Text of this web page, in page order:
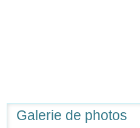
Galerie de photos